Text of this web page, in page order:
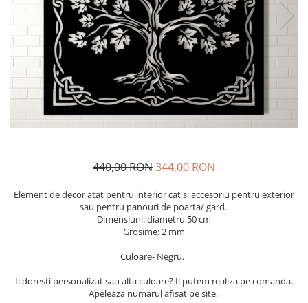
Glisiere / feronerii
Feroneriile PergoLino®
Glisiere din aluminiu
Glisiere compozit HDPE
Accesorii
440,00 RON344,00 RON
Element de decor atat pentru interior cat si accesoriu pentru exterior
sau pentru panouri de poarta/ gard.
Dimensiuni: diametru 50 cm
Grosime: 2 mm
Culoare- Negru.
Il doresti personalizat sau alta culoare? Il putem realiza pe comanda.
Apeleaza numarul afisat pe site.